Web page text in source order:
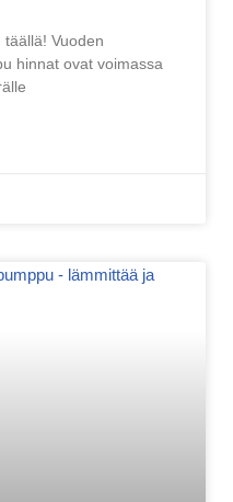
Vuoden
hinnat ovat voimassa